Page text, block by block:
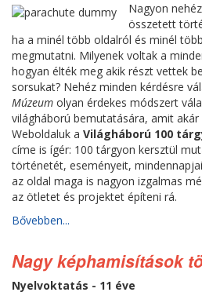
Nagyon
összetett
ha a minél több oldalról és minél
megmutatni. Milyenek voltak a
hogyan élték meg akik részt vettek
sorsukat? Nehéz minden kérdésre
Múzeum olyan érdekes módszert
világháború bemutatására, amit akár
Weboldaluk a Világháború 100
címe is ígér: 100 tárgyon kersztül
történetét, eseményeit,
az oldal maga is nagyon izgalmas
az ötletet és projektet építeni rá.
Bővebben...
Nagy képhamisítások
Nyelvoktatás - 11 éve